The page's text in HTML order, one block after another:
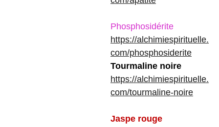
Phosphosidérite
https://alchimiespirituelle.
com/phosphosiderite
Tourmaline noire
https://alchimiespirituelle.
com/tourmaline-noire
Jaspe rouge